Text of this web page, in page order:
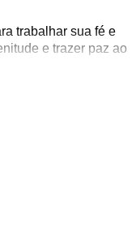
trabalhar sua fé e
e trazer paz ao